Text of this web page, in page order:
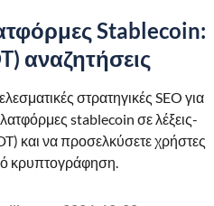
Stablecoin:
αναζητήσεις
στρατηγικές SEO για
stablecoin σε λέξεις-
και να προσελκύσετε χρήστες
κρυπτογράφηση.